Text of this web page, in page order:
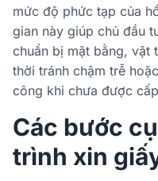
mức độ phức tạp của
gian này giúp chủ đầu
chuẩn bị mặt bằng, vật
thời tránh chậm trễ
công khi chưa được
Các bước
trình xin